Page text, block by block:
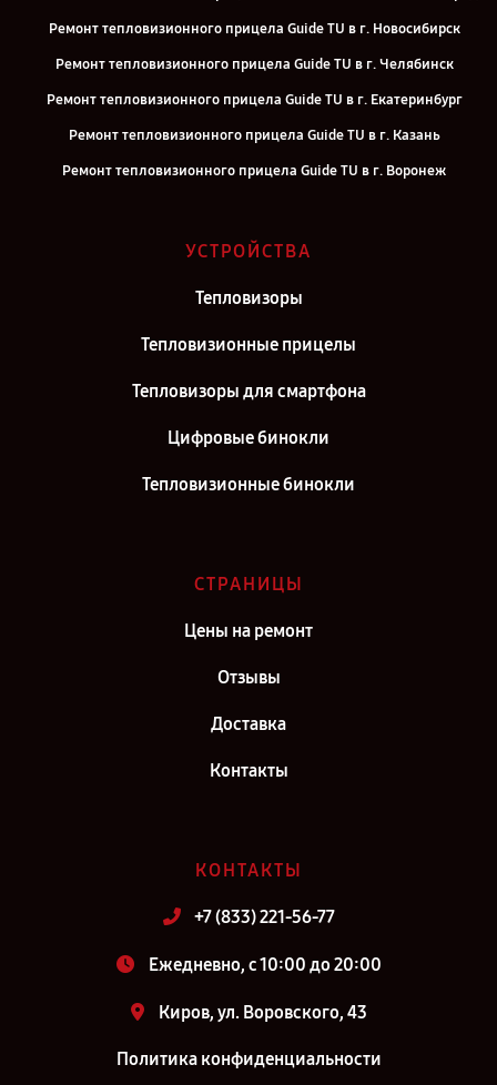
Ремонт тепловизионного прицела Guide TU в г. Новосибирск
Ремонт тепловизионного прицела Guide TU в г. Челябинск
Ремонт тепловизионного прицела Guide TU в г. Екатеринбург
Ремонт тепловизионного прицела Guide TU в г. Казань
Ремонт тепловизионного прицела Guide TU в г. Воронеж
Ремонт тепловизионного прицела Guide TU в г. Самара
Ремонт тепловизионного прицела Guide TU в г. Санкт-Петербург
УСТРОЙСТВА
Тепловизоры
Тепловизионные прицелы
Тепловизоры для смартфона
Цифровые бинокли
Тепловизионные бинокли
СТРАНИЦЫ
Цены на ремонт
Отзывы
Доставка
Контакты
КОНТАКТЫ
+7 (833) 221-56-77
Ежедневно, с 10:00 до 20:00
Киров, ул. Воровского, 43
Политика конфиденциальности